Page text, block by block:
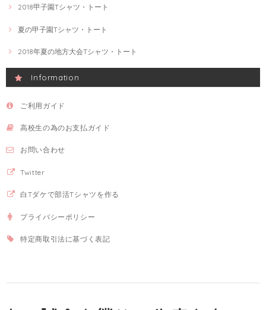
2018甲子園Tシャツ・トート
夏の甲子園Tシャツ・トート
2018年夏の地方大会Tシャツ・トート
Information
ご利用ガイド
高校生の為のお支払ガイド
お問い合わせ
Twitter
白Tダケで部活Tシャツを作る
プライバシーポリシー
特定商取引法に基づく表記